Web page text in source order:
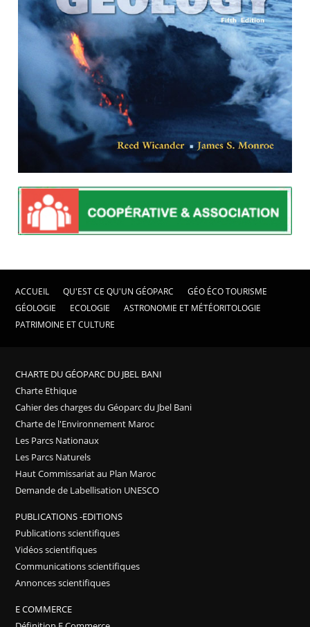
ACCUEIL QU'EST CE QU'UN GÉOPARC
GÉO ÉCO TOURISME
GÉOLOGIE
ECOLOGIE
ASTRONOMIE ET MÉTÉORITOLOGIE
PATRIMOINE ET CULTURE
CHARTE DU GÉOPARC DU JBEL BANI
Charte Ethique
Cahier des charges du Géoparc du Jbel Bani
Charte de l'Environnement Maroc
Les Parcs Nationaux
Les Parcs Naturels
Haut Commissariat au Plan Maroc
Demande de Labellisation UNESCO
PUBLICATIONS -EDITIONS
Publications scientifiques
Vidéos scientifiques
Communications scientifiques
Annonces scientifiques
E COMMERCE